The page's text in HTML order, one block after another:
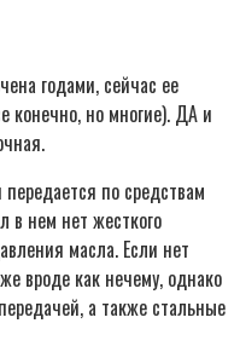
годами, сейчас ее
конечно, но многие). ДА и
по средствам
в нем нет жесткого
масла. Если нет
вроде как нечему, однако
а также стальные